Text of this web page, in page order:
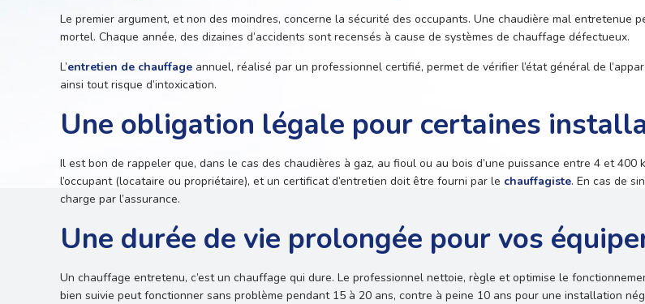
Le premier argument, et non des moindres, concerne la sécurité des occupants. Une chaudière mal entretenue
mortel. Chaque année, des dizaines d’accidents sont recensés à cause de systèmes de chauffage défectueux.
L’entretien de chauffage annuel, réalisé par un professionnel certifié, permet de vérifier l’état général de
ainsi tout risque d’intoxication.
Une obligation légale pour certaines
Il est bon de rappeler que, dans le cas des chaudières à gaz, au fioul ou au bois d’une puissance entre 4 et 400
l’occupant (locataire ou propriétaire), et un certificat d’entretien doit être fourni par le chauffagiste. En cas de
charge par l’assurance.
Une durée de vie prolongée pour vos
Un chauffage entretenu, c’est un chauffage qui dure. Le professionnel nettoie, règle et optimise le
bien suivie peut fonctionner sans problème pendant 15 à 20 ans, contre à peine 10 ans pour une installation